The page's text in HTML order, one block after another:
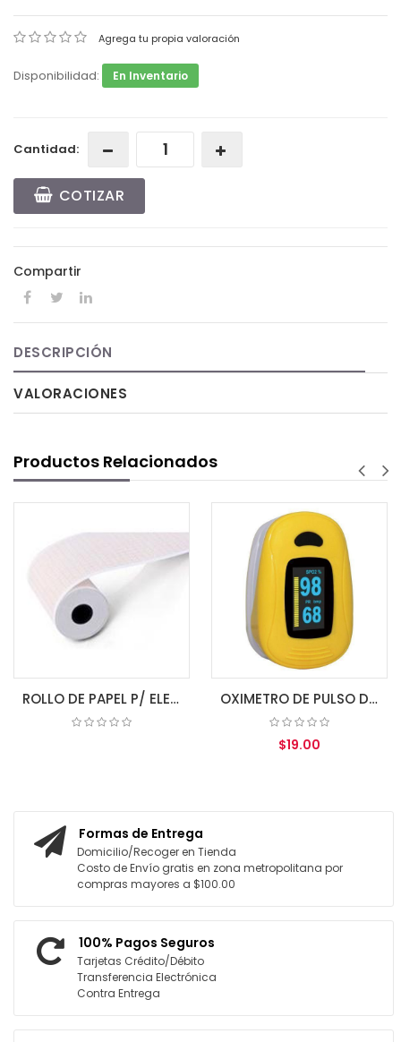
Agrega tu propia valoración
Disponibilidad: En Inventario
Cantidad:
COTIZAR
Compartir
DESCRIPCIÓN
VALORACIONES
Productos Relacionados
ROLLO DE PAPEL P/ ELECTROCARDIOGRAFO 80MM X 20MM 3 CH OXIMETRO DE PULSO DE DEDO A3 IPX1 ZONDAN
$19.00
Formas de Entrega
Domicilio/Recoger en Tienda
Costo de Envío gratis en zona metropolitana por
compras mayores a $100.00
100% Pagos Seguros
Tarjetas Crédito/Débito
Transferencia Electrónica
Contra Entrega